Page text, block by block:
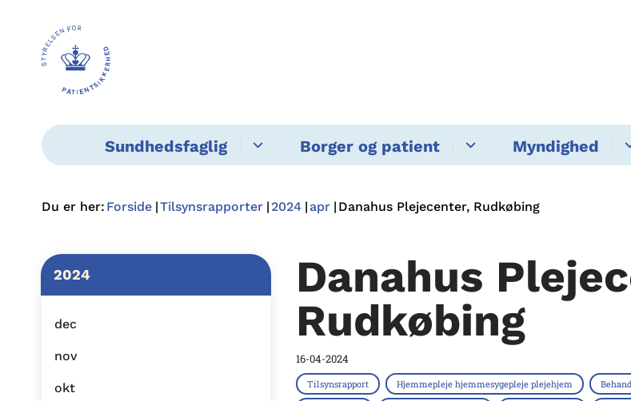
Sundhedsfaglig Borger og patient Myndighed
Du er her: Forside Tilsynsrapporter 2024 apr Danahus Plejecenter, Rudkøbing
2024
dec
nov
okt
Danahus
Rudkøbing
16-04-2024
Tilsynsrapport Hjemmepleje hjemmesygepleje plejehjem